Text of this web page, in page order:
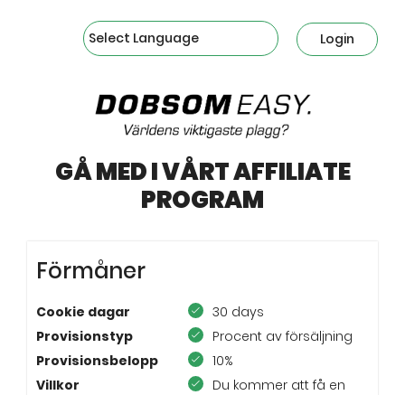
Login
GÅ MED I VÅRT AFFILIATE
PROGRAM
Förmåner
Cookie dagar
30 days
Provisionstyp
Procent av försäljning
Provisionsbelopp
10%
Villkor
Du kommer att få en